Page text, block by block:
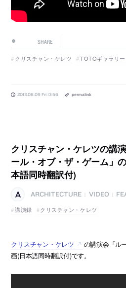
SHARE
クリスチャン・ケレツ TOTOギャラリ
2013.08.09 Fri 13:56 permalink
クリスチャン・ケレツの講
ール・オブ・ザ・ゲーム」
本語同時翻訳付)
ARCHITECTURE VIDEO
講演録
クリスチャン・ケレツ
クリスチャン・ケレツ
の講演会「ル
画(日本語同時翻訳付)です。